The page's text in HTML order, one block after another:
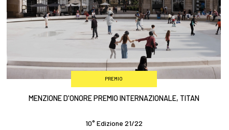
PREMIO
MENZIONE D'ONORE PREMIO INTERNAZIONALE, TITAN
10° Edizione 21/22